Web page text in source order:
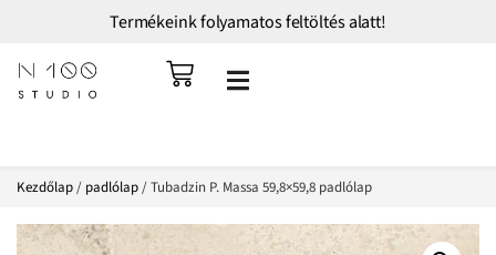
Termékeink folyamatos feltöltés alatt!
Kezdőlap/ padlólap/ Tubadzin P. Massa 59,8×59,8 padlólap